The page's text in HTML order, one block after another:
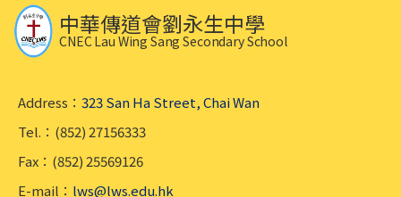
中華傳道會劉永生中學
CNEC Lau Wing Sang Secondary School
Address： 323 San Ha Street, Chai Wan
Tel.：(852) 27156333
Fax：(852) 25569126
E-mail： lws@lws.edu.hk